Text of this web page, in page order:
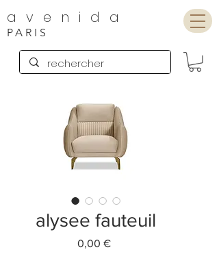
avenida
PARIS
alysee fauteuil
0,00 €Preis